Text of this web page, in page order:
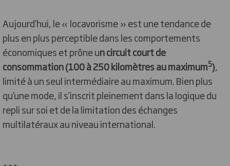
Aujourd’hui, le « locavorisme » est une tendance de
plus en plus perceptible dans les comportements
économiques et prône un circuit court de
consommation (100 à 250 kilomètres au maximum5),
limité à un seul intermédiaire au maximum. Bien plus
qu’une mode, il s’inscrit pleinement dans la logique du
repli sur soi et de la limitation des échanges
multilatéraux au niveau international.